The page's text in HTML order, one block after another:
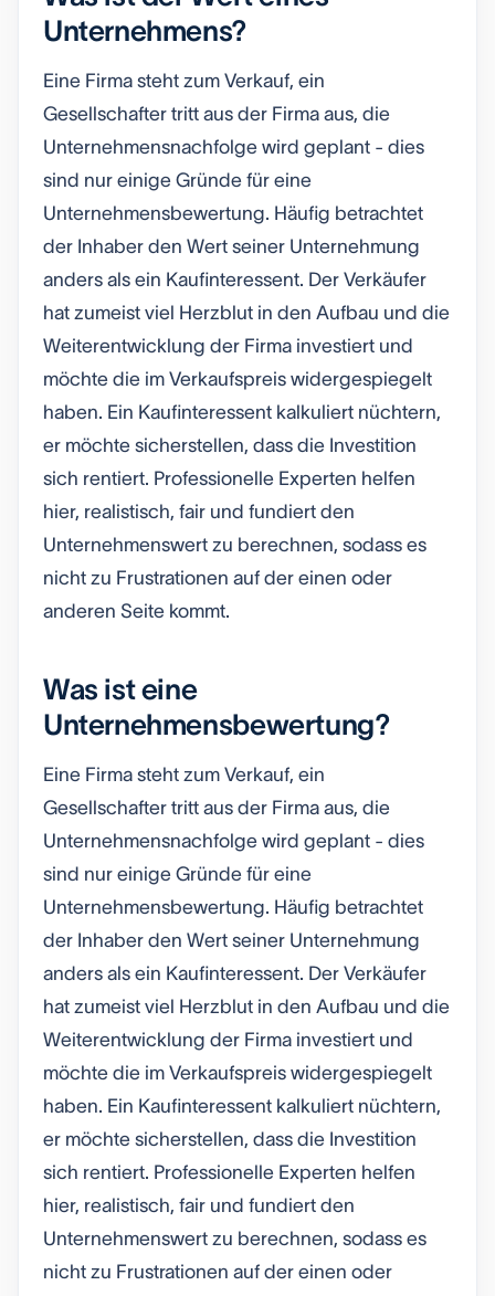
Unternehmens?
Eine Firma steht zum Verkauf, ein
Gesellschafter tritt aus der Firma aus, die
Unternehmensnachfolge wird geplant - dies
sind nur einige Gründe für eine
Unternehmensbewertung. Häufig betrachtet
der Inhaber den Wert seiner Unternehmung
anders als ein Kaufinteressent. Der Verkäufer
hat zumeist viel Herzblut in den Aufbau und die
Weiterentwicklung der Firma investiert und
möchte die im Verkaufspreis widergespiegelt
haben. Ein Kaufinteressent kalkuliert nüchtern,
er möchte sicherstellen, dass die Investition
sich rentiert. Professionelle Experten helfen
hier, realistisch, fair und fundiert den
Unternehmenswert zu berechnen, sodass es
nicht zu Frustrationen auf der einen oder
anderen Seite kommt.
Was ist eine
Unternehmensbewertung?
Eine Firma steht zum Verkauf, ein
Gesellschafter tritt aus der Firma aus, die
Unternehmensnachfolge wird geplant - dies
sind nur einige Gründe für eine
Unternehmensbewertung. Häufig betrachtet
der Inhaber den Wert seiner Unternehmung
anders als ein Kaufinteressent. Der Verkäufer
hat zumeist viel Herzblut in den Aufbau und die
Weiterentwicklung der Firma investiert und
möchte die im Verkaufspreis widergespiegelt
haben. Ein Kaufinteressent kalkuliert nüchtern,
er möchte sicherstellen, dass die Investition
sich rentiert. Professionelle Experten helfen
hier, realistisch, fair und fundiert den
Unternehmenswert zu berechnen, sodass es
nicht zu Frustrationen auf der einen oder